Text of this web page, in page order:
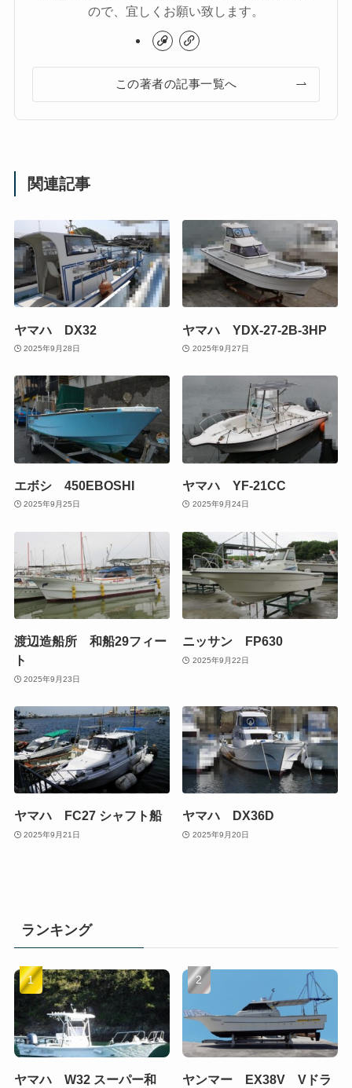
ので、宜しくお願い致します。
この著者の記事一覧へ
関連記事
ヤマハ DX32
2025年9月28日
ヤマハ YDX-27-2B-3HP
2025年9月27日
エボシ 450EBOSHI
2025年9月25日
ヤマハ YF-21CC
2025年9月24日
渡辺造船所 和船29フィー
ト
2025年9月23日
ニッサン FP630
2025年9月22日
ヤマハ FC27 シャフト船
2025年9月21日
ヤマハ DX36D
2025年9月20日
ランキング
ヤマハ W32 スーパー和 ヤンマー EX38V Vドラ